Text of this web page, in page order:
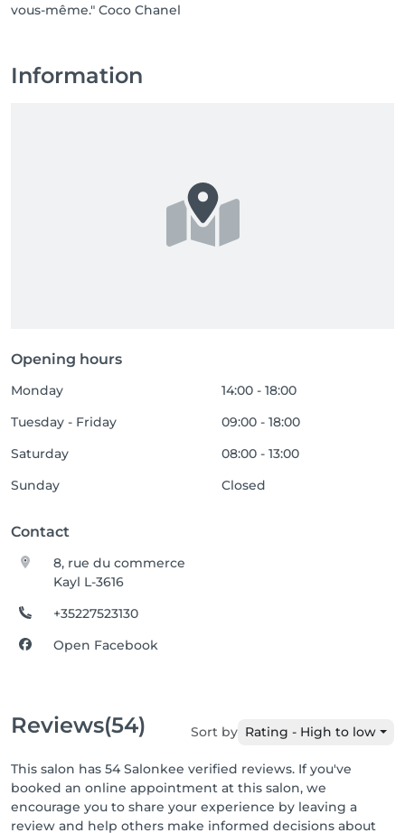
vous-même." Coco Chanel
Information
Opening hours
Monday
14:00 - 18:00
Tuesday - Friday
09:00 - 18:00
Saturday
08:00 - 13:00
Sunday
Closed
Contact
8, rue du commerce
Kayl L-3616
+35227523130
Open Facebook
Reviews(54) Sort by Rating - High to low
This salon has 54 Salonkee verified reviews. If you've
booked an online appointment at this salon, we
encourage you to share your experience by leaving a
review and help others make informed decisions about